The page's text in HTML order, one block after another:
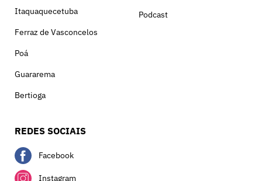
Itaquaquecetuba
Ferraz de Vasconcelos
Poá
Guararema
Bertioga
Podcast
REDES SOCIAIS
Facebook
Instagram